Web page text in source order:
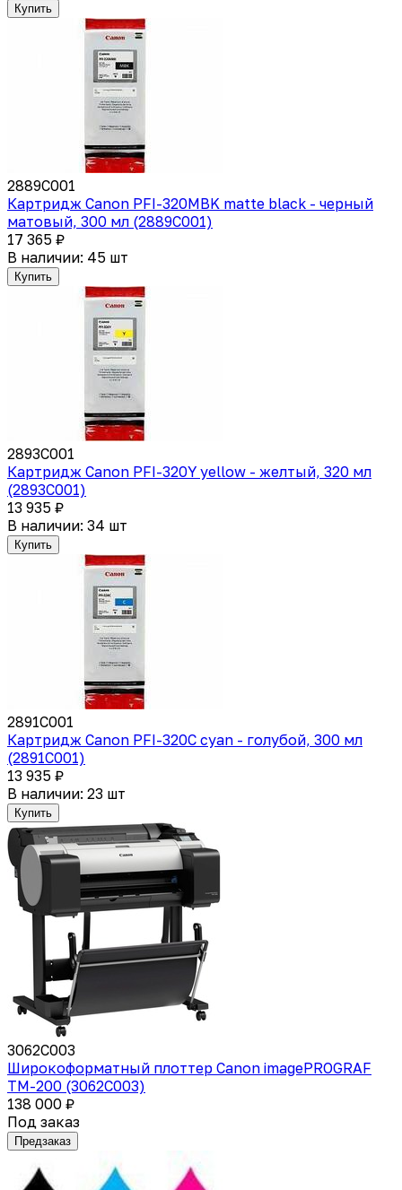
Купить
2889C001
Картридж Canon PFI-320MBK matte black - черный
матовый, 300 мл (2889C001)
17 365 ₽
В наличии: 45 шт
Купить
2893C001
Картридж Canon PFI-320Y yellow - желтый, 320 мл
(2893C001)
13 935 ₽
В наличии: 34 шт
Купить
2891C001
Картридж Canon PFI-320C cyan - голубой, 300 мл
(2891C001)
13 935 ₽
В наличии: 23 шт
Купить
3062C003
Широкоформатный плоттер Canon imagePROGRAF
TM-200 (3062C003)
138 000 ₽
Под заказ
Предзаказ